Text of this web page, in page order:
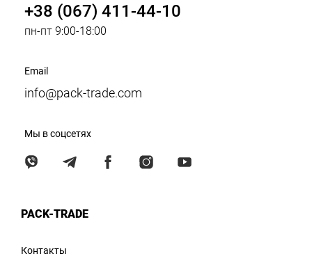
+38 (067) 411-44-10
пн-пт 9:00-18:00
Email
info@pack-trade.com
Мы в соцсетях
PACK-TRADE
Контакты